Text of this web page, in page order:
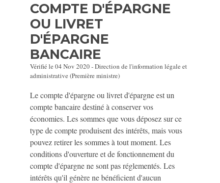
COMPTE D'ÉPARGNE
OU LIVRET
D'ÉPARGNE
BANCAIRE
Vérifié le 04 Nov 2020 - Direction de l'information légale et
administrative (Première ministre)
Le compte d'épargne ou livret d'épargne est un
compte bancaire destiné à conserver vos
économies. Les sommes que vous déposez sur ce
type de compte produisent des intérêts, mais vous
pouvez retirer les sommes à tout moment. Les
conditions d'ouverture et de fonctionnement du
compte d'épargne ne sont pas réglementés. Les
intérêts qu'il génère ne bénéficient d'aucun